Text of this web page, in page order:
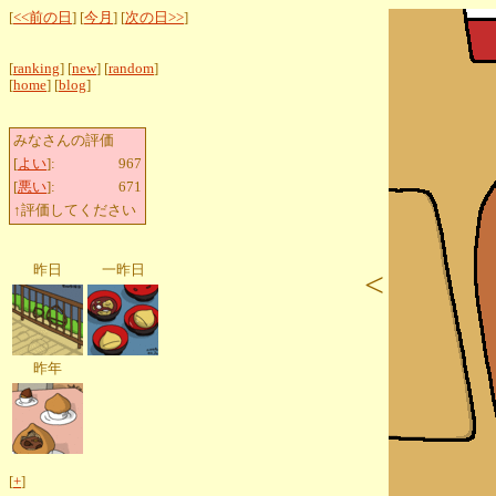
[<<前の日 ] [今月 ] [次の日>>]
[ranking] [new] [random]
[home] [blog]
みなさんの評価
[よい]:
967
[悪い]:
671
↑評価してください
昨日 一昨日
昨年
[+]
<